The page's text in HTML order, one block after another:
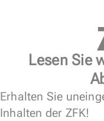
Lesen Sie
Erhalten Sie
Inhalten der ZFK!